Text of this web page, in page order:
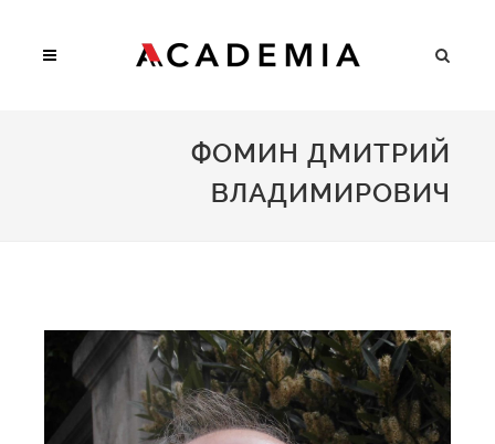
ФОМИН ДМИТРИЙ
ВЛАДИМИРОВИЧ